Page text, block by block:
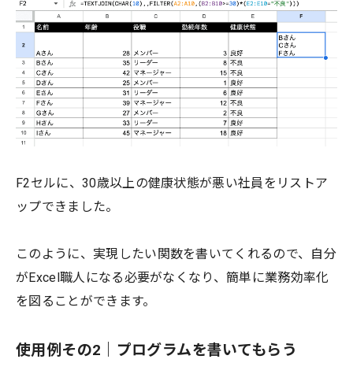
F2セルに、30歳以上の健康状態が悪い社員をリストア
ップできました。
このように、実現したい関数を書いてくれるので、自分
がExcel職人になる必要がなくなり、簡単に業務効率化
を図ることができます。
使用例その2｜プログラムを書いてもらう